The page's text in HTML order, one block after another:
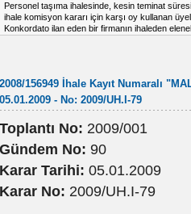
Personel taşıma ihalesinde, kesin teminat
ihale komisyon kararı için karşı oy kullanan
Konkordato ilan eden bir firmanın ihaleden
2008/156949 İhale Kayıt Numaralı
05.01.2009 - No: 2009/UH.I-79
Toplantı No: 2009/001
Gündem No: 90
Karar Tarihi: 05.01.2009
Karar No: 2009/UH.I-79